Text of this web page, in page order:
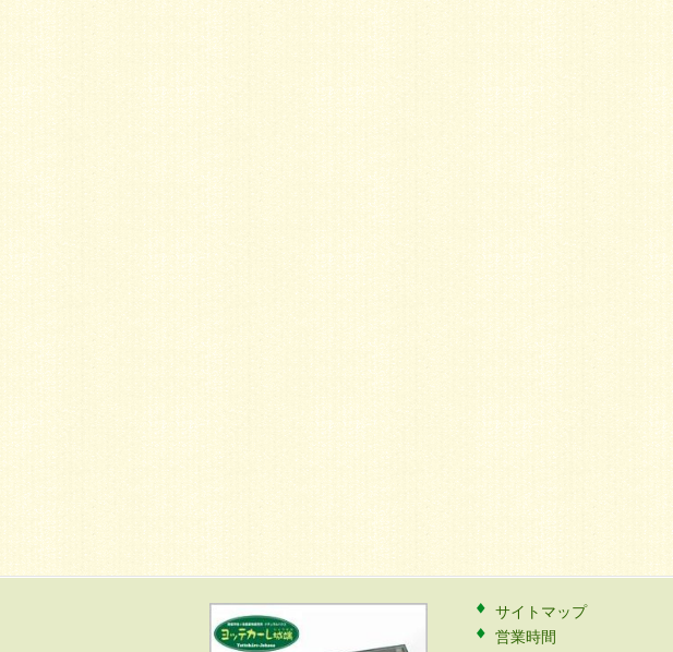
サイトマップ
営業時間